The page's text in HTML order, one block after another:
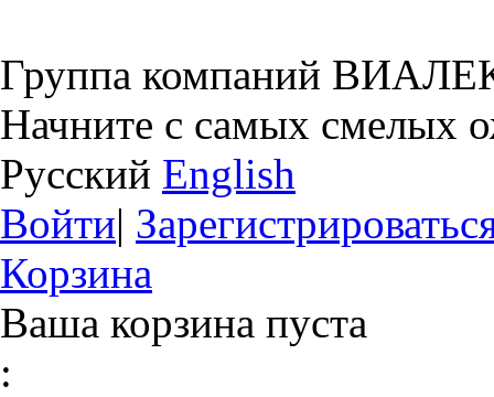
Группа компаний
Начните с самых смелых
Русский English
Войти|
Корзина
Ваша корзина пуста
: